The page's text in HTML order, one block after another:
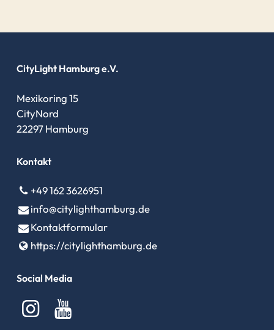
CityLight Hamburg e.V.
Mexikoring 15
CityNord
22297 Hamburg
Kontakt
+49 162 3626951
info@​citylighthamburg.​de
Kontaktformular
https://citylighthamburg.​de
Social Media